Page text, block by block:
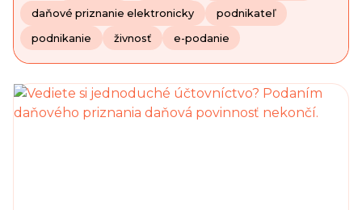
daňové priznanie elektronicky podnikateľ
podnikanie živnosť e-podanie